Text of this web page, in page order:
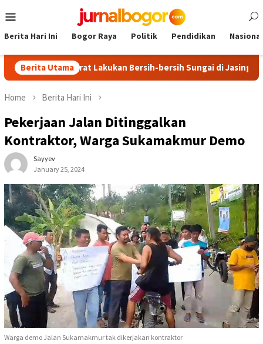
to
Menu
Berita Hari Ini Bogor Raya Politik Pendidikan Nasional
Berita Utama
Demokrat Lakukan Bersih-bersih Sungai di Jasinga
Home Berita Hari Ini
Pekerjaan Jalan Ditinggalkan
Kontraktor, Warga Sukamakmur Demo
Sayyev
January 25, 2024
Warga demo Jalan Sukamakmur tak dikerjakan kontraktor